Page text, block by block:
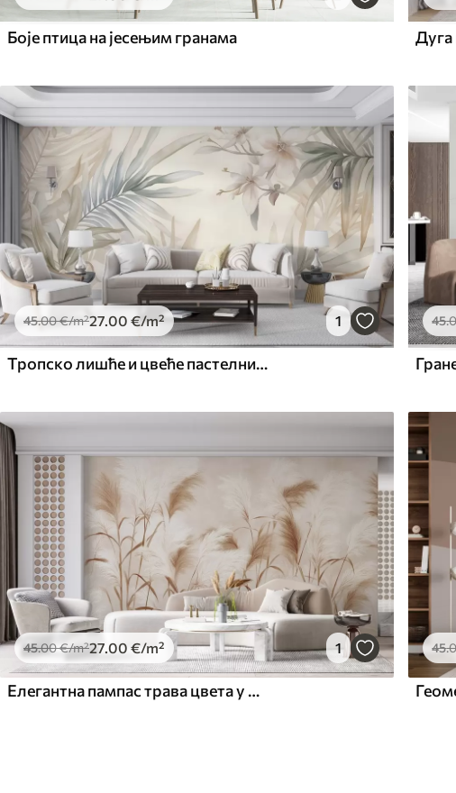
65.0039.00€/m² 81 .6749.00
Боје птица на јесењим гранама Дуга
45.00€/m²27.00 €/m² 1
Тропско лишће и цвеће пастелних боја, са светло зеленим, кремастим и суптилним ружичастим
45
45.00€/m²27 .00 €/m² 1
Елегантна пампас трава цвета у меким беж и млечним тоновима
45